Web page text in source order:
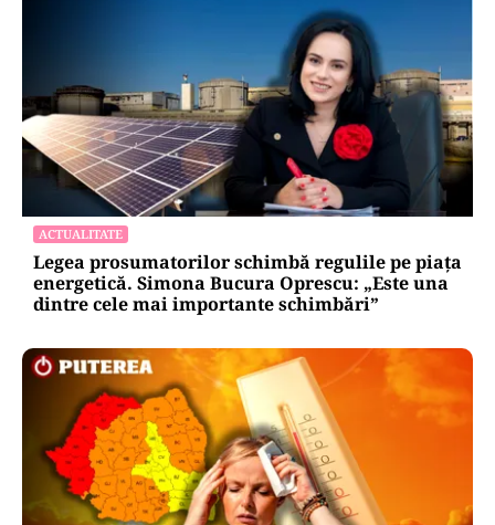
ACTUALITATE
Legea prosumatorilor schimbă regulile pe piața
energetică. Simona Bucura Oprescu: „Este una
dintre cele mai importante schimbări”